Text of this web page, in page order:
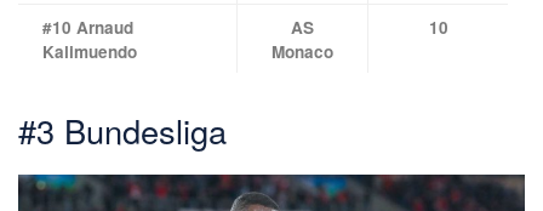
#10 Arnaud
Kalimuendo
AS
Monaco
10
#3 Bundesliga